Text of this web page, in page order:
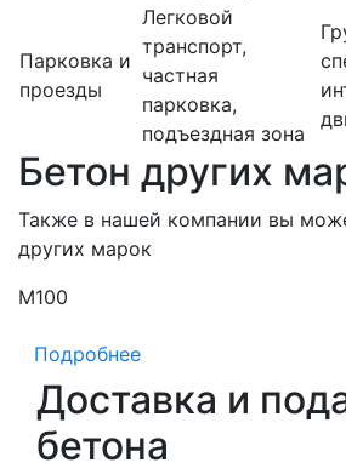
Парковка и
проезды
Легковой
транспорт,
частная
парковка,
подъездная зона
Бетон других
Также в нашей компании вы
других марок
М100
Подробнее
Доставка и
бетона